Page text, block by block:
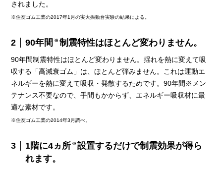
されました。
※住友ゴム工業の2017年1月の実大振動台実験の結果による。
2 90年間 ※ 制震特性はほとんど変わりません。
90年間制震特性はほとんど変わりません。揺れを熱に変えて吸
収する「高減衰ゴム」は、ほとんど弾みません。これは運動エ
ネルギーを熱に変えて吸収・発散するためです。90年間※メン
テナンス不要なので、手間もかからず、エネルギー吸収材に最
適な素材です。
※住友ゴム工業の2014年3月調べ。
3 1階に4ヵ所 ※ 設置するだけで制震効果が得ら
れます。